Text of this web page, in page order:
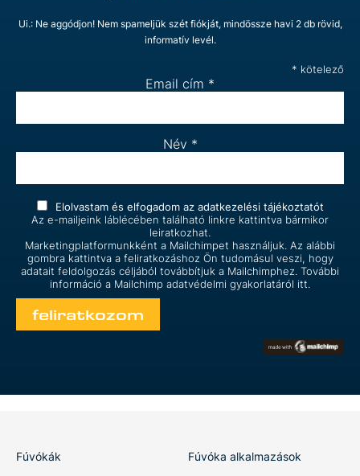
Ui.: Ne aggódjon! Nem spameljük szét fiókját, mindössze havi 2 db rövid,
informatív levél.
* kötelező
Email cím *
Név *
Elolvastam és elfogadom az adatkezelési tájékoztatót
Az e-mailjeink láblécében található linkre kattintva bármikor
leiratkozhat.
Marketingplatformunkként a Mailchimpet használjuk. Az alábbi
gombra kattintva a feliratkozáshoz Ön tudomásul veszi, hogy
adatait feldolgozás céljából továbbítjuk a Mailchimphez. További
információ a Mailchimp adatvédelmi gyakorlatáról itt.
Fúvókák
Fúvóka alkalmazások